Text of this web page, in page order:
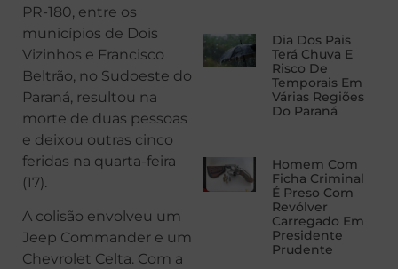
PR-180, entre os
municípios de Dois
Vizinhos e Francisco
Beltrão, no Sudoeste do
Paraná, resultou na
morte de duas pessoas
e deixou outras cinco
feridas na quarta-feira
(17).
A colisão envolveu um
Jeep Commander e um
Chevrolet Celta. Com a
Dia Dos Pais
Terá Chuva E
Risco De
Temporais Em
Várias Regiões
Do Paraná
Homem Com
Ficha Criminal
É Preso Com
Revólver
Carregado Em
Presidente
Prudente